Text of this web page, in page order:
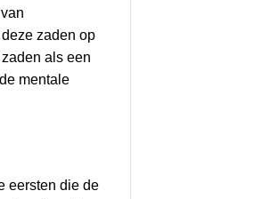
zaden op
als een
mentale
eersten die de